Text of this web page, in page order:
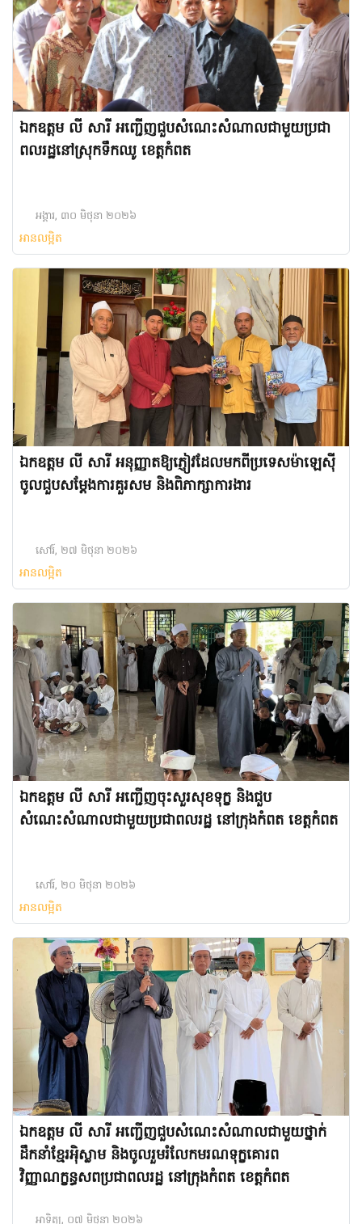
ឯកឧត្តម លី សារី អញ្ជើញជួបសំណេះសំណាលជាមួយប្រជា
ពលរដ្ឋនៅស្រុកទឹកឈូ ខេត្តកំពត
អង្គារ, ៣០ មិថុនា ២០២៦
អានលម្អិត
ឯកឧត្តម លី សារី​ អនុញ្ញាតឱ្យភ្ញៀវដែលមកពីប្រទេសម៉ាឡេស៊ី
ចូលជួបសម្តែងការគួរសម និងពិភាក្សាការងារ
សៅរ៍, ២៧ មិថុនា ២០២៦
អានលម្អិត
ឯកឧត្តម លី សារី អញ្ជើញចុះសួរសុខទុក្ខ និងជួប
សំណេះសំណាលជាមួយប្រជាពលរដ្ឋ នៅក្រុងកំពត ខេត្តកំពត
សៅរ៍, ២០ មិថុនា ២០២៦
អានលម្អិត
ឯកឧត្តម លី សារី អញ្ជើញជួបសំណេះសំណាលជាមួយថ្នាក់
ដឹកនាំខ្មែរ​អ៉ិស្លាម និងចូលរួមរំលែកមរណទុក្ខគោរព
វិញ្ញាណក្ខន្ធសពប្រជាពលរដ្ឋ នៅក្រុងកំពត ខេត្តកំពត
អាទិត្យ, ០៧ មិថុនា ២០២៦